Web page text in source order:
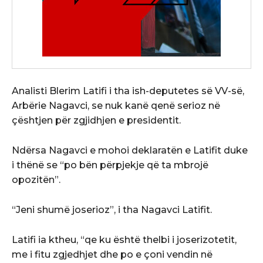
Analisti Blerim Latifi i tha ish-deputetes së VV-së,
Arbërie Nagavci, se nuk kanë qenë serioz në
çështjen për zgjidhjen e presidentit.
Ndërsa Nagavci e mohoi deklaratën e Latifit duke
i thënë se “po bën përpjekje që ta mbrojë
opozitën”.
“Jeni shumë joserioz”, i tha Nagavci Latifit.
Latifi ia ktheu, “qe ku është thelbi i joserizotetit,
me i fitu zgjedhjet dhe po e çoni vendin në